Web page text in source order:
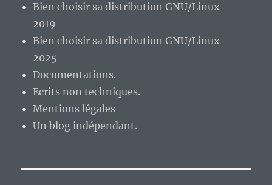
Bien choisir sa distribution GNU/Linux –
2019
Bien choisir sa distribution GNU/Linux –
2025
Documentations.
Ecrits non techniques.
Mentions légales
Un blog indépendant.